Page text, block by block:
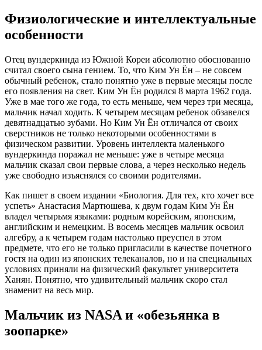
Физиологические и интеллектуальные
особенности
Отец вундеркинда из Южной Кореи абсолютно обоснованно
считал своего сына гением. То, что Ким Ун Ён – не совсем
обычный ребенок, стало понятно уже в первые месяцы после
его появления на свет. Ким Ун Ён родился 8 марта 1962 года.
Уже в мае того же года, то есть меньше, чем через три месяца,
мальчик начал ходить. К четырем месяцам ребенок обзавелся
девятнадцатью зубами. Но Ким Ун Ён отличался от своих
сверстников не только некоторыми особенностями в
физическом развитии. Уровень интеллекта маленького
вундеркинда поражал не меньше: уже в четыре месяца
мальчик сказал свои первые слова, а через несколько недель
уже свободно изъяснялся со своими родителями.
Как пишет в своем издании «Биология. Для тех, кто хочет все
успеть» Анастасия Мартюшева, к двум годам Ким Ун Ён
владел четырьмя языками: родным корейским, японским,
английским и немецким. В восемь месяцев мальчик освоил
алгебру, а к четырем годам настолько преуспел в этом
предмете, что его не только пригласили в качестве почетного
гостя на один из японских телеканалов, но и на специальных
условиях приняли на физический факультет университета
Ханян. Понятно, что удивительный мальчик скоро стал
знаменит на весь мир.
Мальчик из NASA и «обезьянка в
зоопарке»